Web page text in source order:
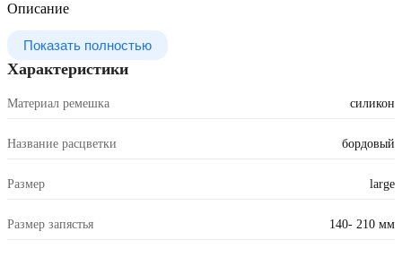
Описание
Показать полностью
Характеристики
Материал ремешка силикон
Название расцветки бордовый
Размер large
Размер запястья 140- 210 мм